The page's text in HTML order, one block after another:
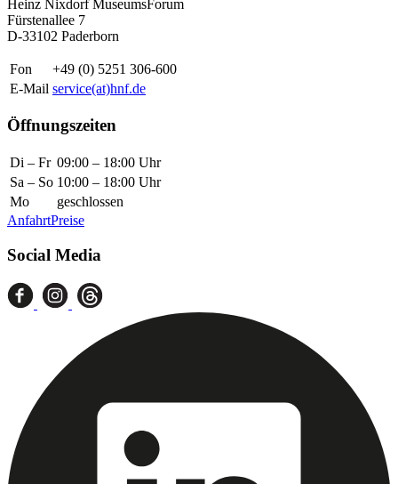
Heinz Nixdorf MuseumsForum
Fürstenallee 7
D-33102 Paderborn
Fon
+49 (0) 5251 306-600
E-Mail service(at)hnf.de
Öffnungszeiten
Di – Fr 09:00 – 18:00 Uhr
Sa – So 10:00 – 18:00 Uhr
Mo
geschlossen
AnfahrtPreise
Social Media